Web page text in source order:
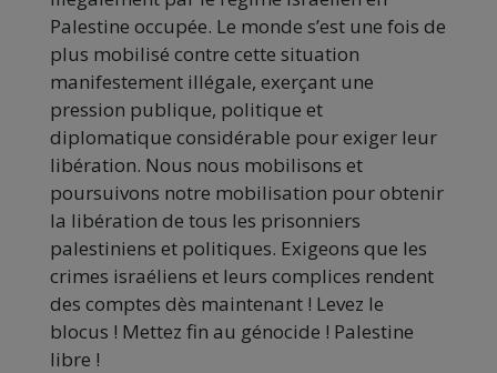
Palestine occupée. Le monde s’est une fois de
plus mobilisé contre cette situation
manifestement illégale, exerçant une
pression publique, politique et
diplomatique considérable pour exiger leur
libération. Nous nous mobilisons et
poursuivons notre mobilisation pour obtenir
la libération de tous les prisonniers
palestiniens et politiques. Exigeons que les
crimes israéliens et leurs complices rendent
des comptes dès maintenant ! Levez le
blocus ! Mettez fin au génocide ! Palestine
libre !